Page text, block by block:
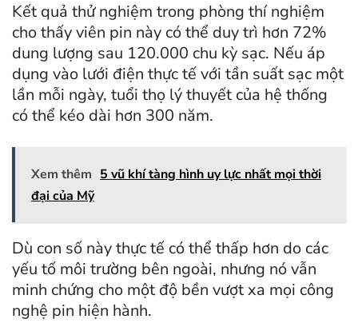
Kết quả thử nghiệm trong phòng thí nghiệm
cho thấy viên pin này có thể duy trì hơn 72%
dung lượng sau 120.000 chu kỳ sạc. Nếu áp
dụng vào lưới điện thực tế với tần suất sạc một
lần mỗi ngày, tuổi thọ lý thuyết của hệ thống
có thể kéo dài hơn 300 năm.
Xem thêm 5 vũ khí tàng hình uy lực nhất mọi thời
đại của Mỹ
Dù con số này thực tế có thể thấp hơn do các
yếu tố môi trường bên ngoài, nhưng nó vẫn
minh chứng cho một độ bền vượt xa mọi công
nghệ pin hiện hành.